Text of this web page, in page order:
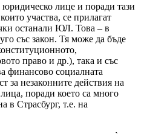
лице и поради тази
участва, се прилагат
останали ЮЛ. Това – в
със закон. Тя може да бъде
право и др.), така и със
финансово социалната
за незаконните действия на
поради което са много
в Страсбург, т.е. на